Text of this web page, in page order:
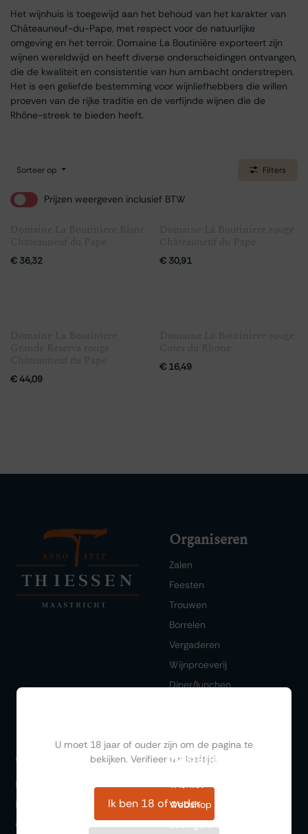
Het wijnhuis is toegewijd aan het behoud van het karakter van
Châteauneuf-du-Pape, met respect voor de natuurlijke
omgeving en het terroir. Domaine La Boutinière exporteert zijn
wijnen wereldwijd en heeft diverse onderscheidingen ontvangen,
die de kwaliteit en consistentie van hun ambacht onderstrepen.
Het is een geliefde bestemming voor wijnliefhebbers die willen
proeven van de rijke traditie en de verfijnde wijnen die de
Rhône-streek te bieden heeft.
Sorteer op Filters
Prijzen weergeven inclusief BTW
€ 36,32 € 30,91
€44,09
€ 16,49
Organiseren
Zalen
Feesten
Trouwen
Borrelen
Vergaderen
Wijnproeverij
Diner/lunchen
Ontdekken
FAQ
Historie
Over ons
Bestellen
Wishlist
Webshop
Bezorgdienst
U moet 18 jaar of ouder zijn om de pagina te
bekijken. Verifieer uw leeftijd.
Ik ben 18 of ouder